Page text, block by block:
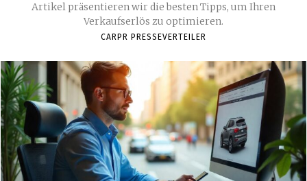
Artikel präsentieren wir die besten Tipps, um Ihren
Verkaufserlös zu optimieren.
CARPR PRESSEVERTEILER